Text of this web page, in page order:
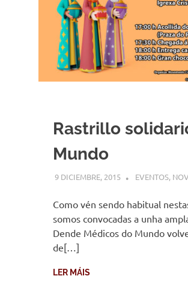
Rastrillo
Mundo
9 DICIEMBRE, 2015 DESARROLLO
EVENTOS,
Como vén sendo habitual
somos convocadas a unha
Dende Médicos do Mundo
de[…]
LER MÁIS